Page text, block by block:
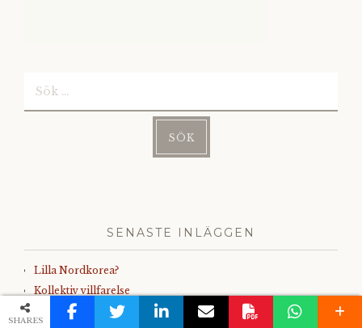
SENASTE INLÄGGEN
Lilla Nordkorea?
Kollektiv villfarelse
Tack för födelsedagen som blev en hel smekmånad!
SHARES